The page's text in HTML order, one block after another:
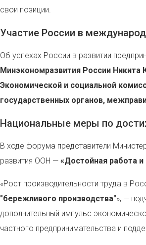
свои позиции.
Участие России в
Об успехах России в развитии
Минэкономразвития России Никита
Экономической и социальной
государственных органов,
Национальные меры по
В ходе форума представители
развития ООН — «Достойная работа
«Рост производительности труда в
"бережливого производства"», —
дополнительный импульс
частного предпринимательства и